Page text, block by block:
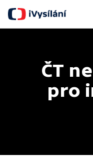
ČT
pro